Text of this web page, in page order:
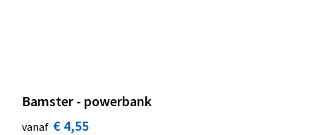
Bamster - powerbank
vanaf € 4,55